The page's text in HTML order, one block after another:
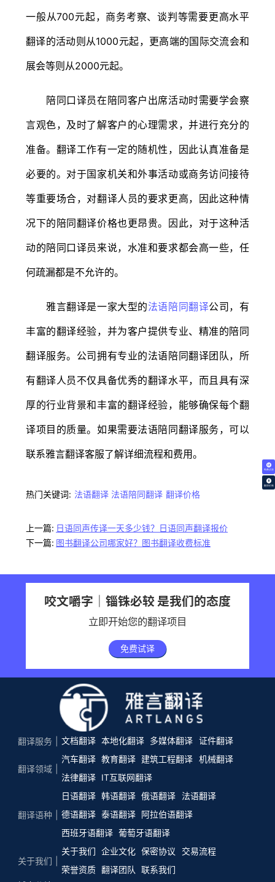
免费试译
翻译价格
一般从700元起，商务考察、谈判等需要更高水平
翻译的活动则从1000元起，更高端的国际交流会和
展会等则从2000元起。
陪同口译员在陪同客户出席活动时需要学会察
言观色，及时了解客户的心理需求，并进行充分的
准备。翻译工作有一定的随机性，因此认真准备是
必要的。对于国家机关和外事活动或商务访问接待
等重要场合，对翻译人员的要求更高，因此这种情
况下的陪同翻译价格也更昂贵。因此，对于这种活
动的陪同口译员来说，水准和要求都会高一些，任
何疏漏都是不允许的。
雅言翻译是一家大型的法语陪同翻译公司，有
丰富的翻译经验，并为客户提供专业、精准的陪同
翻译服务。公司拥有专业的法语陪同翻译团队，所
有翻译人员不仅具备优秀的翻译水平，而且具有深
厚的行业背景和丰富的翻译经验，能够确保每个翻
译项目的质量。如果需要法语陪同翻译服务，可以
联系雅言翻译客服了解详细流程和费用。
热门关键词: 法语翻译 法语陪同翻译 翻译价格
上一篇: 日语同声传译一天多少钱？日语同声翻译报价
下一篇: 图书翻译公司哪家好？图书翻译收费标准
咬文嚼字｜锱铢必较 是我们的态度
立即开始您的翻译项目
免费试译
翻译服务 文档翻译 本地化翻译 多媒体翻译 证件翻译
翻译领域
汽车翻译 教育翻译 建筑工程翻译 机械翻译
法律翻译
IT互联网翻译
翻译语种
日语翻译 韩语翻译 俄语翻译
法语翻译
德语翻译 泰语翻译 阿拉伯语翻译
西班牙语翻译 葡萄牙语翻译
关于我们
关于我们 企业文化 保密协议
交易流程
荣誉资质 翻译团队
联系我们